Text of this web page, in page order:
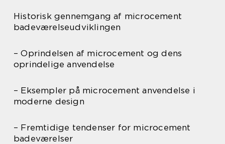
Historisk gennemgang af microcement
badeværelseudviklingen
– Oprindelsen af microcement og dens
oprindelige anvendelse
– Eksempler på microcement anvendelse i
moderne design
– Fremtidige tendenser for microcement
badeværelser